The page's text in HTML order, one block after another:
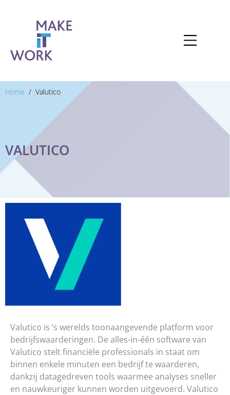
VALUTICO
Home Valutico
Valutico is ’s werelds toonaangevende platform voor
bedrijfswaarderingen. De alles-in-één software van
Valutico stelt financiële professionals in staat om
binnen enkele minuten een bedrijf te waarderen,
dankzij datagedreven tools waarmee analyses sneller
en nauwkeuriger kunnen worden uitgevoerd. Valutico